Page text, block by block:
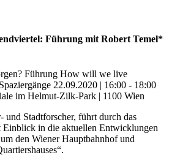
Führung mit Robert Temel*
Führung How will we live
22.09.2020 | 16:00 - 18:00
im Helmut-Zilk-Park | 1100 Wien
und Stadtforscher, führt durch das
Einblick in die aktuellen Entwicklungen
den Wiener Hauptbahnhof und